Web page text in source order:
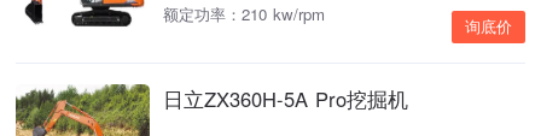
额定功率：210 kw/rpm
询底价
日立ZX360H-5A Pro挖掘机